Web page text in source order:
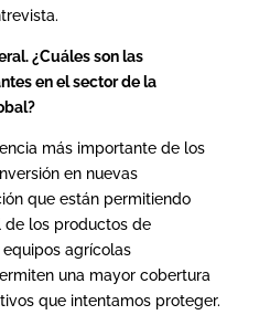
¿Cuáles son las
en el sector de la
más importante de los
en nuevas
que están permitiendo
de los productos de
agrícolas
una mayor cobertura
que intentamos proteger.